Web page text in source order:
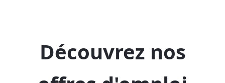
Découvrez nos